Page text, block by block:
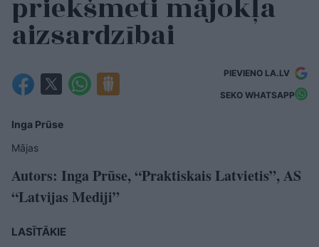
priekšmeti mājokļa
aizsardzībai
PIEVIENO LA.LV
SEKO WHATSAPP
Inga Prūse
Mājas
Autors: Inga Prūse, “Praktiskais Latvietis”, AS
“Latvijas Mediji”
LASĪTĀKIE